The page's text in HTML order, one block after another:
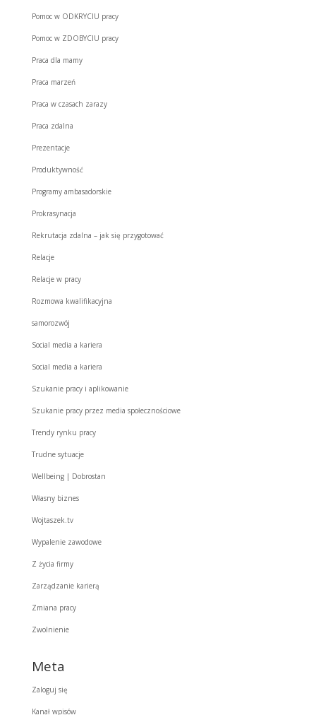
Pomoc w ODKRYCIU pracy
Pomoc w ZDOBYCIU pracy
Praca dla mamy
Praca marzeń
Praca w czasach zarazy
Praca zdalna
Prezentacje
Produktywność
Programy ambasadorskie
Prokrasynacja
Rekrutacja zdalna – jak się przygotować
Relacje
Relacje w pracy
Rozmowa kwalifikacyjna
samorozwój
Social media a kariera
Social media a kariera
Szukanie pracy i aplikowanie
Szukanie pracy przez media społecznościowe
Trendy rynku pracy
Trudne sytuacje
Wellbeing | Dobrostan
Własny biznes
Wojtaszek.tv
Wypalenie zawodowe
Z życia firmy
Zarządzanie karierą
Zmiana pracy
Zwolnienie
Meta
Zaloguj się
Kanał wpisów